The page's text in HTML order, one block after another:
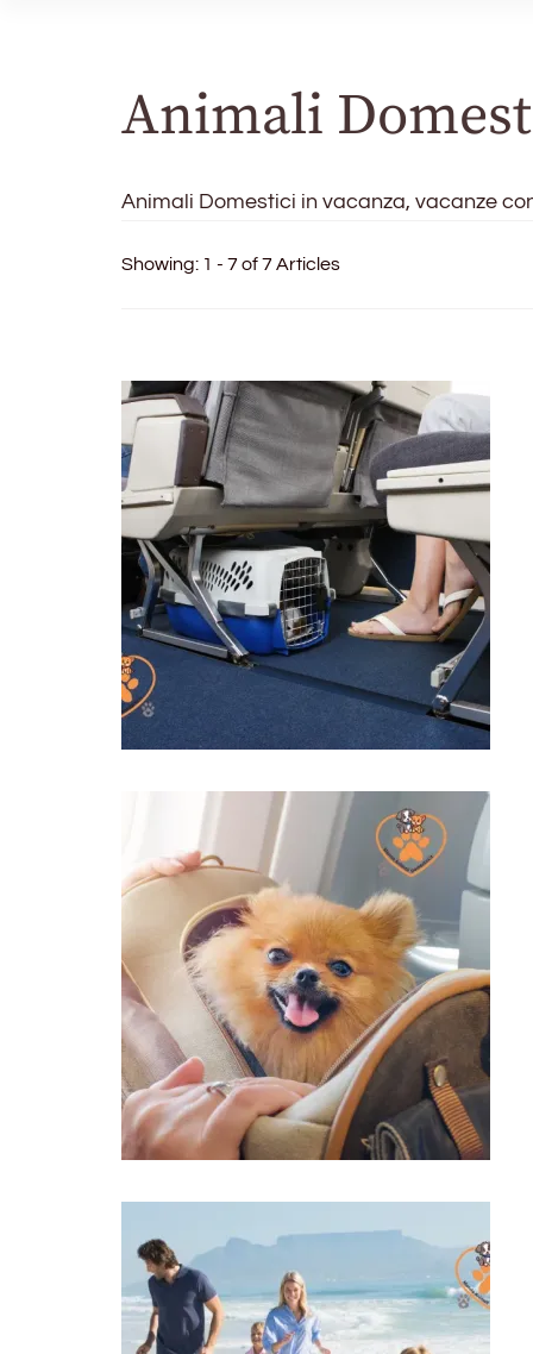
Animali
Animali Domestici in vacanza, vacanze
Showing: 1 - 7 of 7 Articles